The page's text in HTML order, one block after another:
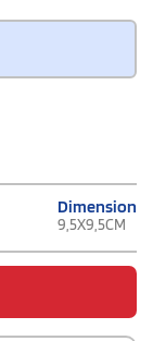
Dimension
9,5X9,5CM